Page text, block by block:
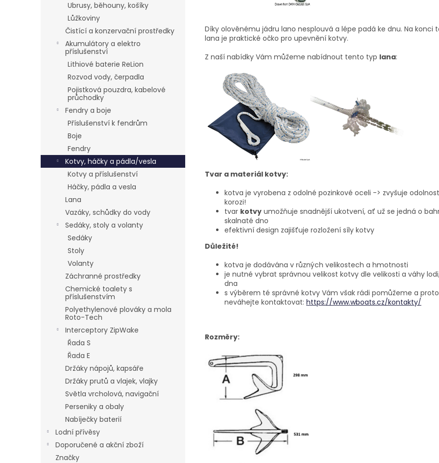
Ubrusy, běhouny, košíky
Lůžkoviny
Čistící a konzervační prostředky
Akumulátory a elektro
příslušenství
Lithiové baterie ReLion
Rozvod vody, čerpadla
Pojistková pouzdra, kabelové
průchodky
Fendry a boje
Příslušenství k fendrům
Boje
Fendry
Kotvy, háčky a pádla/vesla
Kotvy a příslušenství
Háčky, pádla a vesla
Lana
Vazáky, schůdky do vody
Sedáky, stoly a volanty
Sedáky
Stoly
Volanty
Záchranné prostředky
Chemické toalety s
příslušenstvím
Polyethylenové plováky a mola
Roto-Tech
Interceptory ZipWake
Řada S
Řada E
Držáky nápojů, kapsáře
Držáky prutů a vlajek, vlajky
Světla vrcholová, navigační
Perseniky a obaly
Nabíječky baterií
Lodní přívěsy
Doporučené a akční zboží
Značky
Díky olověnému jádru lano nesplouvá a lépe padá ke dnu. Na konci
lana je praktické očko pro upevnění kotvy.
Z naší nabídky Vám můžeme nabídnout tento typ lana:
Tvar a materiál kotvy:
kotva je vyrobena z odolné pozinkové oceli -> zvyšuje
korozi!
tvar kotvy umožňuje snadnější ukotvení, ať už se jedná o
skalnaté dno
efektivní design zajišťuje rozložení síly kotvy
Důležité!
kotva je dodávána v různých velikostech a hmotnosti
je nutné vybrat správnou velikost kotvy dle velikosti a váhy
dna
s výběrem té správné kotvy Vám však rádi pomůžeme a
neváhejte kontaktovat: https://www.wboats.cz/kontakty/
Rozměry: